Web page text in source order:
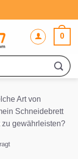
0
Art von
Schneidebrett
gewährleisten?